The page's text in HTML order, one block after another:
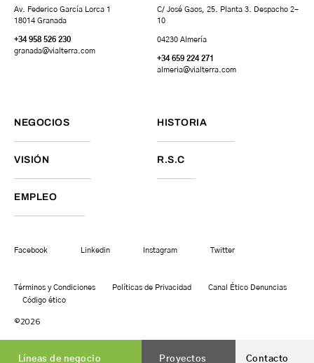
Líneas de negocio Proyectos Contacto
Av. Federico García Lorca 1
18014 Granada
+34 958 526 230
granada@vialterra.com
C/ José Gaos, 25. Planta 3. Despacho 2-
10
04230 Almería
+34 659 224 271
almeria@vialterra.com
NEGOCIOS HISTORIA
VISIÓN R.S.C
EMPLEO
Facebook Linkedin Instagram Twitter
Términos y Condiciones Políticas de Privacidad
Canal Ético Denuncias
Código ético
©2026